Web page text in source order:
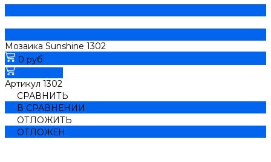
Мозаика Sunshine 1302
0 руб
Артикул 1302
СРАВНИТЬ
В СРАВНЕНИИ
ОТЛОЖИТЬ
ОТЛОЖЕН